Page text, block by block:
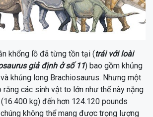
khổng lồ đã từng tồn tại (trái với loài
giả định ở số 11) bao gồm khủng
khủng long Brachiosaurus. Nhưng một
các sinh vật to lớn như thế này nặng
kg) đến hơn 124.120 pounds
không thể mang được trọng lượng